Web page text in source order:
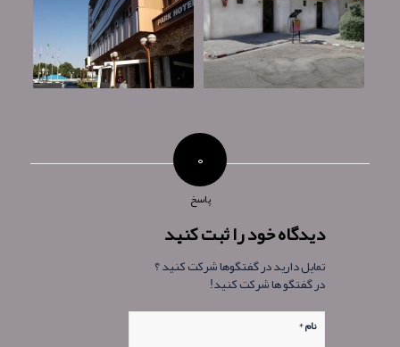
۰
پاسخ
دیدگاه خود را ثبت کنید
تمایل دارید در گفتگوها شرکت کنید ؟
در گفتگو ها شرکت کنید!
نام*